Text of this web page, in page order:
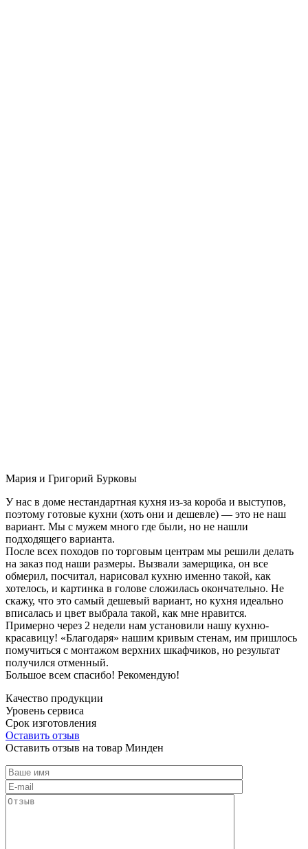
Мария и Григорий Бурковы
У нас в доме нестандартная кухня из-за короба и выступов,
поэтому готовые кухни (хоть они и дешевле) — это не наш
вариант. Мы с мужем много где были, но не нашли
подходящего варианта.
После всех походов по торговым центрам мы решили делать
на заказ под наши размеры. Вызвали замерщика, он все
обмерил, посчитал, нарисовал кухню именно такой, как
хотелось, и картинка в голове сложилась окончательно. Не
скажу, что это самый дешевый вариант, но кухня идеально
вписалась и цвет выбрала такой, как мне нравится.
Примерно через 2 недели нам установили нашу кухню-
красавицу! «Благодаря» нашим кривым стенам, им пришлось
помучиться с монтажом верхних шкафчиков, но результат
получился отменный.
Большое всем спасибо! Рекомендую!
Качество продукции
Уровень сервиса
Срок изготовления
Оставить отзыв
Оставить отзыв на товар Минден